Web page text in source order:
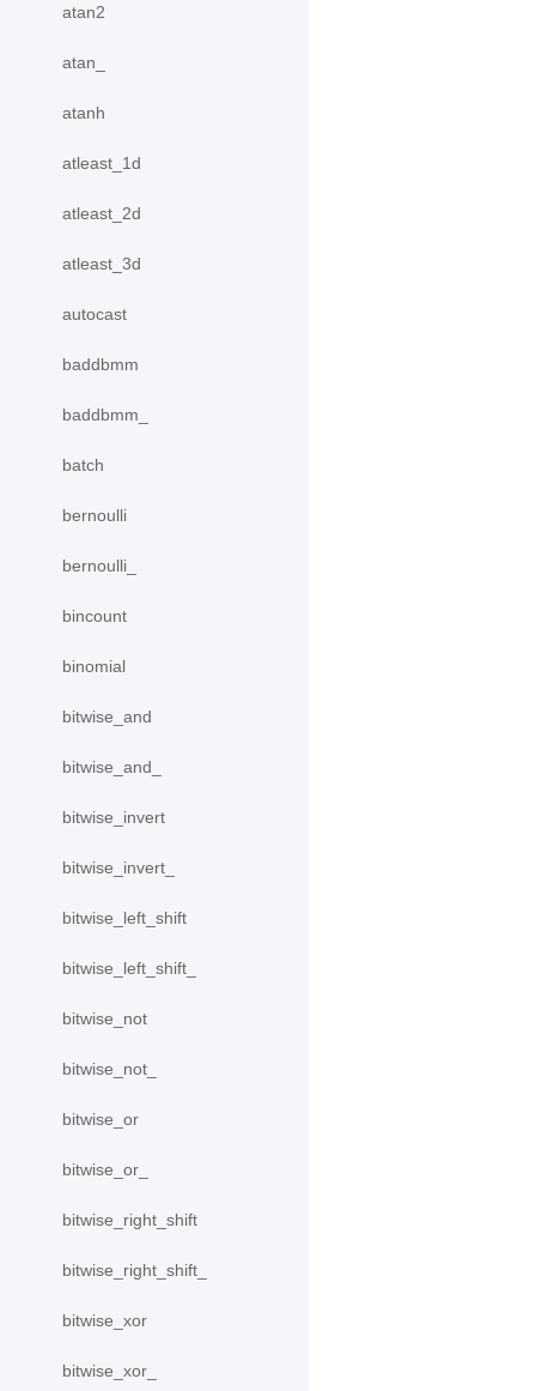
atan2
atan_
atanh
atleast_1d
atleast_2d
atleast_3d
autocast
baddbmm
baddbmm_
batch
bernoulli
bernoulli_
bincount
binomial
bitwise_and
bitwise_and_
bitwise_invert
bitwise_invert_
bitwise_left_shift
bitwise_left_shift_
bitwise_not
bitwise_not_
bitwise_or
bitwise_or_
bitwise_right_shift
bitwise_right_shift_
bitwise_xor
bitwise_xor_